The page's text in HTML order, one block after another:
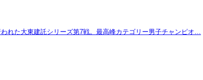
れた大東建託シリーズ第7戦。最高峰カテゴリー男子チャンピオ…